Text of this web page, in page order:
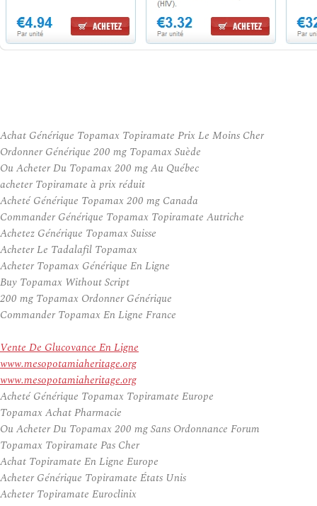
Achat Générique Topamax Topiramate Prix Le Moins Cher
Ordonner Générique 200 mg Topamax Suède
Ou Acheter Du Topamax 200 mg Au Québec
acheter Topiramate à prix réduit
Acheté Générique Topamax 200 mg Canada
Commander Générique Topamax Topiramate Autriche
Achetez Générique Topamax Suisse
Acheter Le Tadalafil Topamax
Acheter Topamax Générique En Ligne
Buy Topamax Without Script
200 mg Topamax Ordonner Générique
Commander Topamax En Ligne France
Vente De Glucovance En Ligne
www.mesopotamiaheritage.org
www.mesopotamiaheritage.org
Acheté Générique Topamax Topiramate Europe
Topamax Achat Pharmacie
Ou Acheter Du Topamax 200 mg Sans Ordonnance Forum
Topamax Topiramate Pas Cher
Achat Topiramate En Ligne Europe
Acheter Générique Topiramate États Unis
Acheter Topiramate Euroclinix